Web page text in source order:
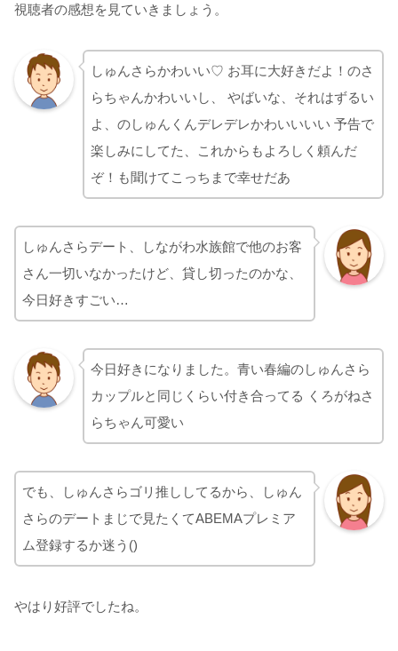
視聴者の感想を見ていきましょう。
しゅんさらかわいい♡ お耳に大好きだよ！のさ
らちゃんかわいいし、 やばいな、それはずるい
よ、のしゅんくんデレデレかわいいいい 予告で
楽しみにしてた、これからもよろしく頼んだ
ぞ！も聞けてこっちまで幸せだあ
しゅんさらデート、しながわ水族館で他のお客
さん一切いなかったけど、貸し切ったのかな、
今日好きすごい…
今日好きになりました。青い春編のしゅんさら
カップルと同じくらい付き合ってる くろがねさ
らちゃん可愛い
でも、しゅんさらゴリ推ししてるから、しゅん
さらのデートまじで見たくてABEMAプレミア
ム登録するか迷う()
やはり好評でしたね。